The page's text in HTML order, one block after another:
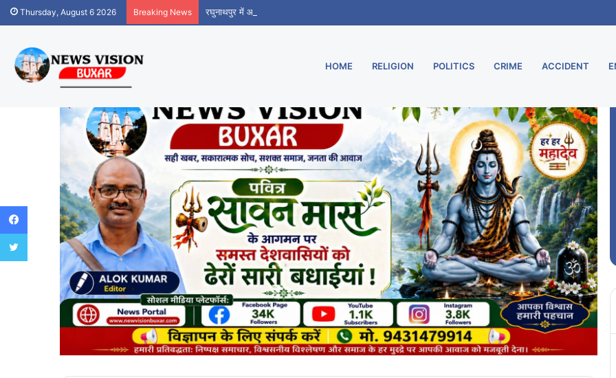
Thursday, August 6 2026 Breaking News रघुनाथपुर में आधार सेवा केंद्र शुरू, मुरार उपडाकघर नए भवन में हुआ स्थानांतरित
HOME RELIGION POLITICS CRIME ACCIDENT
Facebook